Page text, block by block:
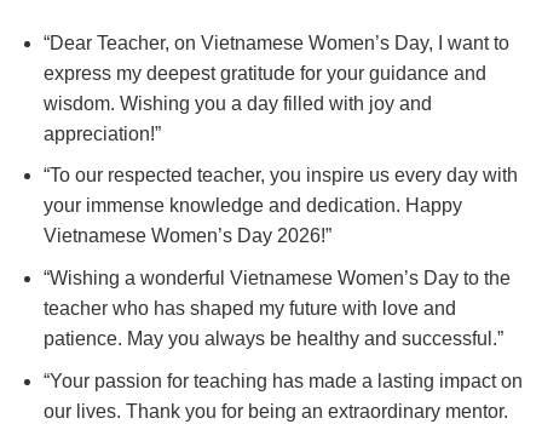
“Dear Teacher, on Vietnamese Women’s Day, I want to
express my deepest gratitude for your guidance and
wisdom. Wishing you a day filled with joy and
appreciation!”
“To our respected teacher, you inspire us every day with
your immense knowledge and dedication. Happy
Vietnamese Women’s Day 2026!”
“Wishing a wonderful Vietnamese Women’s Day to the
teacher who has shaped my future with love and
patience. May you always be healthy and successful.”
“Your passion for teaching has made a lasting impact on
our lives. Thank you for being an extraordinary mentor.